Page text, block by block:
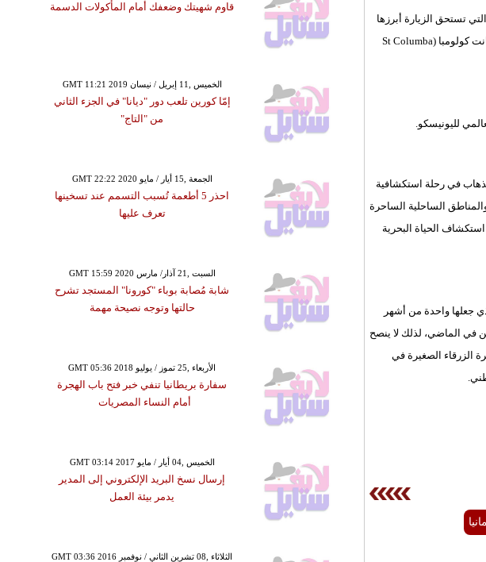
تستحق الزيارة أبرزها
خليج النيران (Bay of Fires)، خليج بينالونج (Binalong Bay)، خليج جورج (Georges Bay)، كثبان بيرون (Peron Dunes)، شلالات سانت كولومبا (St Columba
لليونيسكو.
في رحلة استكشافية
الممتدة، والمناطق الساحلية الساحرة
الحياة البحرية
جعلها واحدة من أشهر
في الماضي، لذلك لا ينصح
الزرقاء الصغيرة في
قاوم شهيتك وضعفك أمام المأكولات الدسمة
GMT 11:21 2019 الخميس ,11 إبريل / نيسان
إمّا كورين تلعب دور "ديانا" في الجزء الثاني
من "التاج"
GMT 22:22 2020 الجمعة ,15 أيار / مايو
احذر 5 أطعمة تُسبب التسمم عند تسخينها
تعرف عليها
GMT 15:59 2020 السبت ,21 آذار/ مارس
شابة مُصابة بوباء "كورونا" المستجد تشرح
حالتها وتوجه نصيحة مهمة
GMT 05:36 2018 الأربعاء ,25 تموز / يوليو
سفارة بريطانيا تنفي خبر فتح باب الهجرة
أمام النساء المصريات
GMT 03:14 2017 الخميس ,04 أيار / مايو
إرسال نسخ البريد الإلكتروني إلى المدير
يدمر بيئة العمل
GMT 03:36 2016 الثلاثاء ,08 تشرين الثاني / نوفمبر